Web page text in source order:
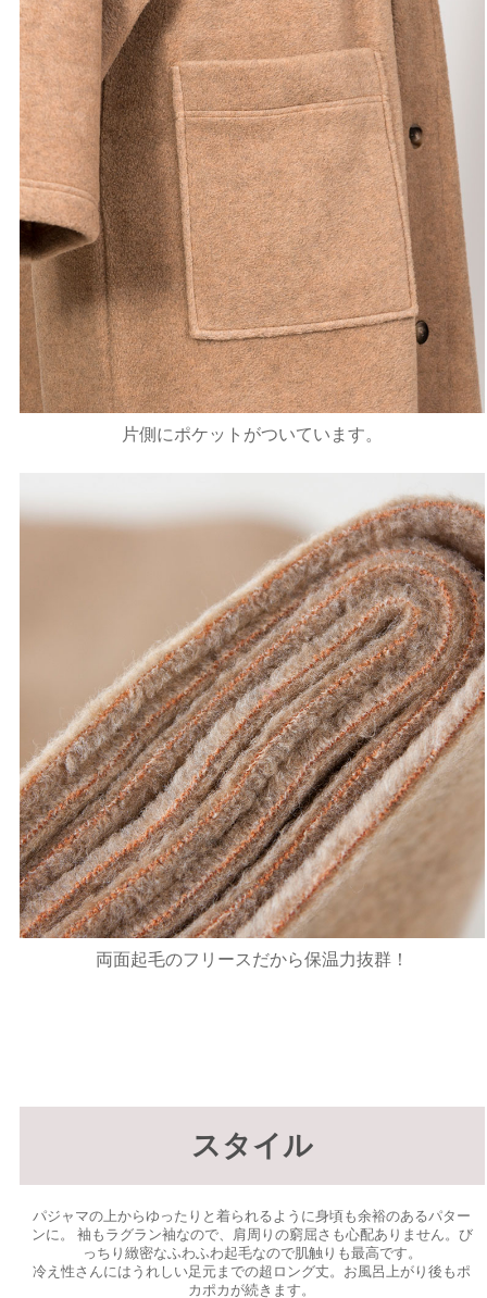
片側にポケットがついています。
両面起毛のフリースだから保温力抜群！
スタイル
パジャマの上からゆったりと着られるように身頃も余裕のあるパター
ンに。 袖もラグラン袖なので、肩周りの窮屈さも心配ありません。び
っちり緻密なふわふわ起毛なので肌触りも最高です。
冷え性さんにはうれしい足元までの超ロング丈。お風呂上がり後もポ
カポカが続きます。